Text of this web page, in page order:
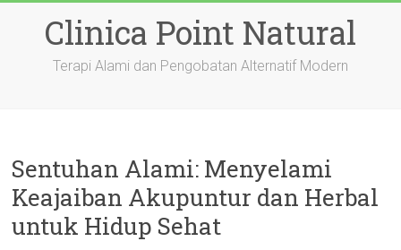
contentClinica Point Natural
Terapi Alami dan Pengobatan Alternatif Modern
Sentuhan Alami: Menyelami
Keajaiban Akupuntur dan Herbal
untuk Hidup Sehat